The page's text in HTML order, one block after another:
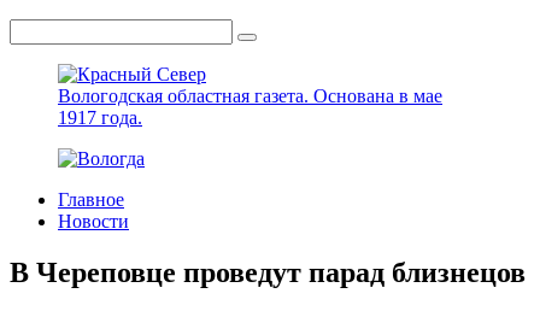
Вологодская областная газета. Основана в мае
1917 года.
Главное
Новости
В Череповце проведут парад близнецов